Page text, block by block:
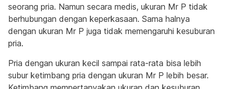
seorang pria. Namun secara medis, ukuran Mr P tidak
berhubungan dengan keperkasaan. Sama halnya
dengan ukuran Mr P juga tidak memengaruhi kesuburan
pria.
Pria dengan ukuran kecil sampai rata-rata bisa lebih
subur ketimbang pria dengan ukuran Mr P lebih besar.